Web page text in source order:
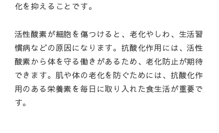
化を抑えることです。
活性酸素が細胞を傷つけると、老化やしわ、生活習
慣病などの原因になります。抗酸化作用には、活性
酸素から体を守る働きがあるため、老化防止が期待
できます。肌や体の老化を防ぐためには、抗酸化作
用のある栄養素を毎日に取り入れた食生活が重要で
す。